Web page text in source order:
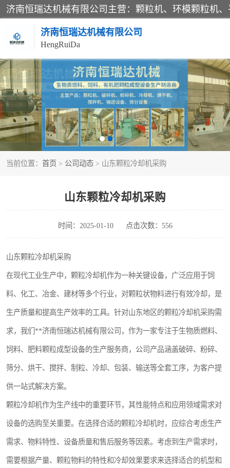
济南恒瑞达机械有限公司
HengRuiDa
当前位置： 首页 > 公司动态 > 山东颗粒冷却机采购
山东颗粒冷却机采购
时间：2025-01-10 点击次数：556
山东颗粒冷却机采购
在现代工业生产中，颗粒冷却机作为一种关键设备，广泛应用于饲
料、化工、冶金、建材等多个行业，对颗粒状物料进行有效冷却，是
生产质量和提高生产效率的工具。针对山东地区的颗粒冷却机采购需
求，我们**济南恒瑞达机械有限公司，作为一家专注于生物质燃料、
饲料、肥料颗粒成型设备的生产服务商，公司产品涵盖破碎、粉碎、
筛分、烘干、搅拌、制粒、冷却、包装、输送等全套工序，为客户提
供一站式解决方案。
颗粒冷却机作为生产线中的重要环节，其性能特点和应用领域需求对
设备的选购至关重要。在选择合适的颗粒冷却机时，应综合考虑生产
需求、物料特性、设备质量和售后服务等因素。考虑到生产需求时，
需要根据产量、颗粒物料的特性和冷却效果要求来选择适合的机型和
颗粒机
平模颗粒机
秸秆颗粒机
燃料颗粒机
滚筒筛
锯末滚筒筛